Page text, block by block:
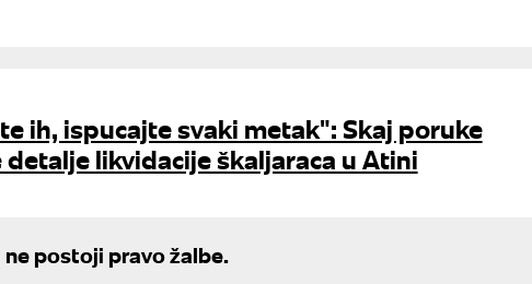
ih, ispucajte svaki metak": Skaj poruke
likvidacije škaljaraca u Atini
ne postoji pravo žalbe.